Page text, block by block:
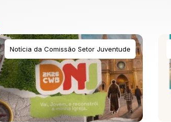
Notícia da Comissão Setor Juventude